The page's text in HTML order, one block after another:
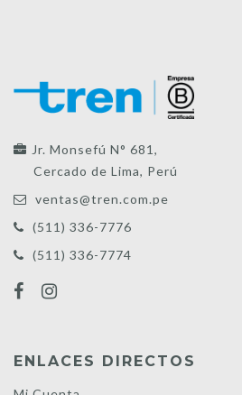
Jr. Monsefú N° 681,
Cercado de Lima, Perú
ventas@tren.com.pe
(511) 336-7776
(511) 336-7774
ENLACES DIRECTOS